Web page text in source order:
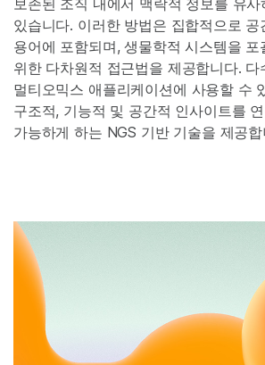
보존된 조직 내에서 맥락적 정보를 유
있습니다. 이러한 방법은 집합적으로
용어에 포함되며, 생물학적 시스템을 포
위한 다차원적 접근법을 제공합니다. 다
멀티오믹스 애플리케이션에 사용할 수
구조적, 기능적 및 공간적 인사이트를
가능하게 하는 NGS 기반 기술을 제공합